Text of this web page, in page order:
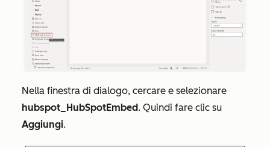
Nella finestra di dialogo, cercare e selezionare
hubspot_HubSpotEmbed. Quindi fare clic su
Aggiungi.